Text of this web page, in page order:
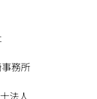
務所
法人